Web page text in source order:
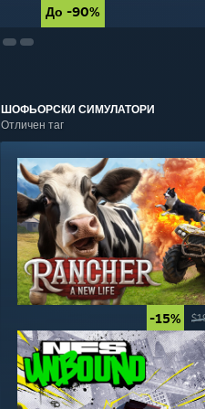
До -90%
До -90%
ШОФЬОРСКИ СИМУЛАТОРИ
Отличен таг
-15%